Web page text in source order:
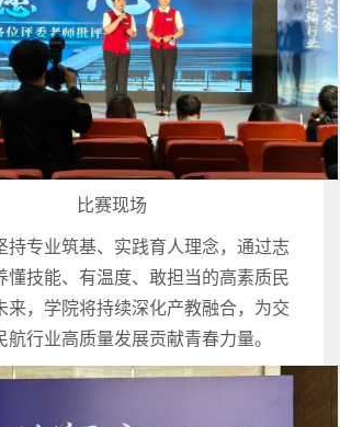
比赛现场
持专业筑基、实践育人理念，通过志
懂技能、有温度、敢担当的高素质民
来，学院将持续深化产教融合，为交
航行业高质量发展贡献青春力量。